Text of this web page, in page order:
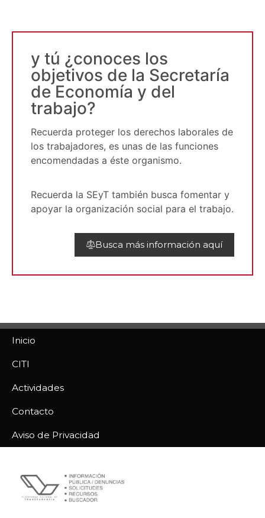
y tú ¿conoces los
objetivos de la Secretaría
de Economía y del
trabajo?
Recuerda proteger los derechos laborales de
los trabajadores, es unas de las funciones
encomendadas a éste organismo.
Recuerda la SEyT también busca fomentar y
apoyar la organización social para el trabajo.
Busca más información aquí
Inicio
CITI
Actividades
Contacto
Aviso de Privacidad